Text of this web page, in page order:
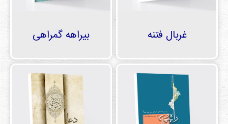
غربال فتنه بیراهه گمراهی